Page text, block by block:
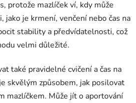
protože mazlíček ví, kdy může
jako je krmení, venčení nebo čas na
stability a předvídatelnosti, což
velmi důležité.
také pravidelné cvičení a čas na
skvělým způsobem, jak posilovat
mazlíčkem. Může jít o aportování